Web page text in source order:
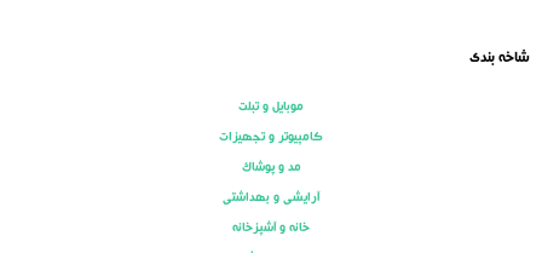
شاخه بندی
موبایل و تبلت
کامپیوتر و تجهیزات
مد و پوشاک
آرایشی و بهداشتی
خانه و آشپزخانه